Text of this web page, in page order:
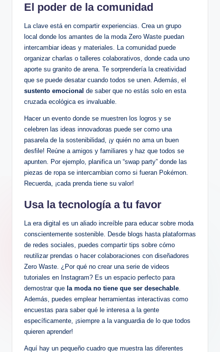
El poder de la comunidad
La clave está en compartir experiencias. Crea un grupo
local donde los amantes de la moda Zero Waste puedan
intercambiar ideas y materiales. La comunidad puede
organizar charlas o talleres colaborativos, donde cada uno
aporte su granito de arena. Te sorprendería la creatividad
que se puede desatar cuando todos se unen. Además, el
sustento emocional de saber que no estás solo en esta
cruzada ecológica es invaluable.
Hacer un evento donde se muestren los logros y se
celebren las ideas innovadoras puede ser como una
pasarela de la sostenibilidad, ¡y quién no ama un buen
desfile! Reúne a amigos y familiares y haz que todos se
apunten. Por ejemplo, planifica un “swap party” donde las
piezas de ropa se intercambian como si fueran Pokémon.
Recuerda, ¡cada prenda tiene su valor!
Usa la tecnología a tu favor
La era digital es un aliado increíble para educar sobre moda
conscientemente sostenible. Desde blogs hasta plataformas
de redes sociales, puedes compartir tips sobre cómo
reutilizar prendas o hacer colaboraciones con diseñadores
Zero Waste. ¿Por qué no crear una serie de videos
tutoriales en Instagram? Es un espacio perfecto para
demostrar que la moda no tiene que ser desechable
Además, puedes emplear herramientas interactivas como
encuestas para saber qué le interesa a la gente
específicamente, ¡siempre a la vanguardia de lo que todos
quieren aprender!
Aquí hay un pequeño cuadro que muestra las diferentes